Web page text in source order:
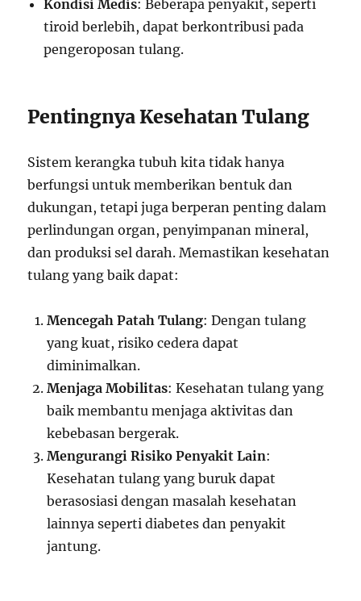
Kondisi Medis: Beberapa penyakit, seperti
tiroid berlebih, dapat berkontribusi pada
pengeroposan tulang.
Pentingnya Kesehatan Tulang
Sistem kerangka tubuh kita tidak hanya
berfungsi untuk memberikan bentuk dan
dukungan, tetapi juga berperan penting dalam
perlindungan organ, penyimpanan mineral,
dan produksi sel darah. Memastikan kesehatan
tulang yang baik dapat:
Mencegah Patah Tulang: Dengan tulang
yang kuat, risiko cedera dapat
diminimalkan.
Menjaga Mobilitas: Kesehatan tulang yang
baik membantu menjaga aktivitas dan
kebebasan bergerak.
Mengurangi Risiko Penyakit Lain:
Kesehatan tulang yang buruk dapat
berasosiasi dengan masalah kesehatan
lainnya seperti diabetes dan penyakit
jantung.